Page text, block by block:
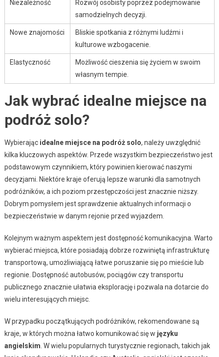
Niezależność
Rozwój osobisty poprzez podejmowanie
samodzielnych decyzji.
Nowe znajomości
Bliskie spotkania z różnymi ludźmi i
kulturowe wzbogacenie.
Elastyczność
Możliwość cieszenia się życiem w swoim
własnym tempie.
Jak wybrać idealne miejsce na
podróż solo?
Wybierając idealne miejsce na podróż solo, należy uwzględnić
kilka kluczowych aspektów. Przede wszystkim bezpieczeństwo jest
podstawowym czynnikiem, który powinien kierować naszymi
decyzjami. Niektóre kraje oferują lepsze warunki dla samotnych
podróżników, a ich poziom przestępczości jest znacznie niższy.
Dobrym pomysłem jest sprawdzenie aktualnych informacji o
bezpieczeństwie w danym rejonie przed wyjazdem.
Kolejnym ważnym aspektem jest dostępność komunikacyjna. Warto
wybierać miejsca, które posiadają dobrze rozwiniętą infrastrukturę
transportową, umożliwiającą łatwe poruszanie się po mieście lub
regionie. Dostępność autobusów, pociągów czy transportu
publicznego znacznie ułatwia eksplorację i pozwala na dotarcie do
wielu interesujących miejsc.
W przypadku początkujących podróżników, rekomendowane są
kraje, w których można łatwo komunikować się w języku
angielskim . W wielu popularnych turystycznie regionach, takich jak